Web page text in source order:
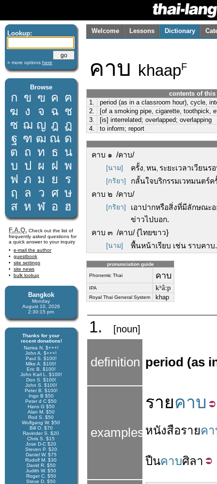
Lookup:
» more options here
Browse
ก ข ฃ ค ฅ
ฆ ง จ ฉ ช
ซ ฌ ญ ฎ ฏ
ฐ ฑ ฒ ณ ด
ต ถ ท ธ น
บ ป ผ ฝ พ
ฟ ภ ม ย
ร
ฤ
ล ว ศ ษ
ส ห ฬ อ ฮ
F.A.Q. Check out the list of
frequently asked questions for
a quick answer to your inquiry
e-mail the author
guestbook
site settings
site news
bulk lookup
Bangkok
Monday
August 10, 2026
2:30:15 pm
Thanks for your
recent donations!
Narisa N. $+++!
John A. $+++!
Paul S. $100!
Mike A. $100!
Eric B. $100!
John Karl L. $100!
Don S. $100!
John S. $100!
Peter B. $100!
Ingo B $50
Peter d C $50
Hans G $50
Alan M. $50
Rod S. $50
Wolfgang W. $50
Bill O. $70
Ravinder S. $20
Chris S. $15
Jose D-C $20
Steven P. $20
Daniel W. $75
Rudolf M. $30
David R. $50
Judith W. $50
Roger C. $50
Steve D. $50
Welcome Lessons Dictionary
คาบ khaapF
contents of this
1.
period (as in a classroom hour), cycle,
2.
[of a smoking pipe, cigarette, toothpick,
3.
[is] interrelated; overlapped; overlapping
4.
to inform; report
คาบ ๑ /คาบ/
[นาม] ครั้ง, หน, ระยะเวลาเวียนร
[กริยา]
กลั้นใจบริกรรมเวทมนตร์ค
คาบ ๒ /คาบ/
[กริยา]
เอาปากหรือสิ่งที่มีลักษณะ
ข่าวไปบอก.
คาบ ๓ /คาบ/ {ไทยขาว}
[นาม] พื้นหน้าเรียบ เช่น ราบคาบ.
pronunciation guide
Phonemic Thai คาบ
IPA kʰâːp
Royal Thai General System khap
1. [noun]
definition period (as
examples
รายคาบ
หนังสือรายค
ปืนคาบศิลา